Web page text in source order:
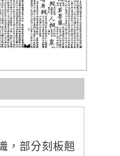
，部分刻板翹